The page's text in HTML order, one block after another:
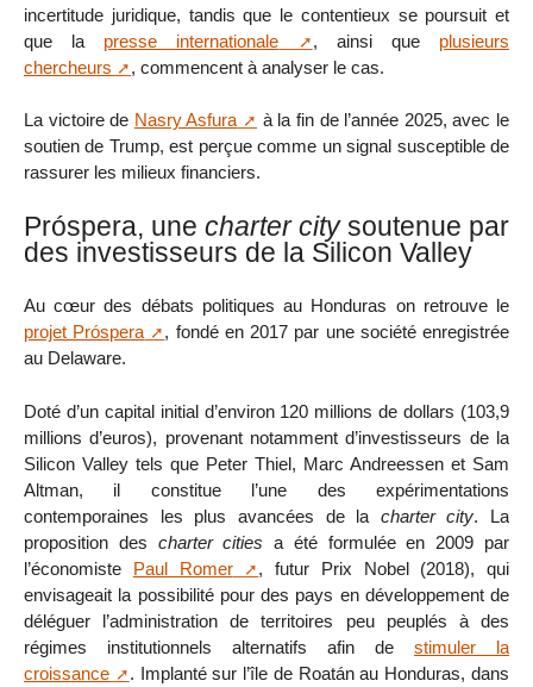
incertitude juridique, tandis que le contentieux se poursuit et
que la presse internationale , ainsi que plusieurs
chercheurs
, commencent à analyser le cas.
La victoire de Nasry Asfura
à la fin de l’année 2025, avec le
soutien de Trump, est perçue comme un signal susceptible de
rassurer les milieux financiers.
Próspera, une charter citysoutenue par
des investisseurs de la Silicon Valley
Au cœur des débats politiques au Honduras on retrouve le
projet Próspera
, fondé en 2017 par une société enregistrée
au Delaware.
Doté d’un capital initial d’environ 120 millions de dollars (103,9
millions d’euros), provenant notamment d’investisseurs de la
Silicon Valley tels que Peter Thiel, Marc Andreessen et Sam
Altman, il constitue l’une des expérimentations
contemporaines les plus avancées de la charter city. La
proposition des charter cities a été formulée en 2009 par
l’économiste Paul Romer
, futur Prix Nobel (2018), qui
envisageait la possibilité pour des pays en développement de
déléguer l’administration de territoires peu peuplés à des
régimes institutionnels alternatifs afin de stimuler la
croissance
. Implanté sur l’île de Roatán au Honduras, dans